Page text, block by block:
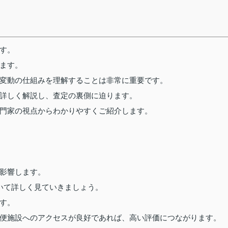
。
す。
の仕組みを理解することは非常に重要です。
しく解説し、査定の裏側に迫ります。
の視点からわかりやすくご紹介します。
響します。
詳しく見ていきましょう。
。
設へのアクセスが良好であれば、高い評価につながります。